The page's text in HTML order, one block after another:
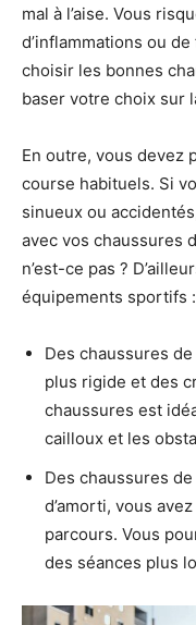
mal à l’aise. Vous
d’inflammations ou
choisir les bonnes
baser votre choix sur
En outre, vous devez
course habituels. Si
sinueux ou
avec vos chaussures
n’est-ce pas ?
équipements sportifs :
Des chaussures
plus rigide et des
chaussures est
cailloux et les
Des chaussures
d’amorti, vous
parcours. Vous
des séances plus